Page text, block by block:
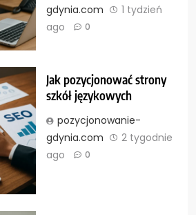
gdynia.com
1 tydzień
ago
0
Jak pozycjonować strony
szkół językowych
pozycjonowanie-
gdynia.com
2 tygodnie
ago
0